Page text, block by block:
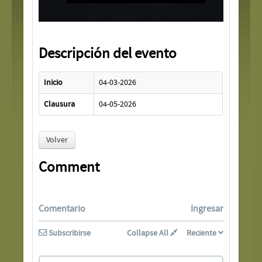
Descripción del evento
Inicio 04-03-2026
Clausura 04-05-2026
Volver
Comment
Comentario Ingresar
Subscribirse Reciente
Collapse All